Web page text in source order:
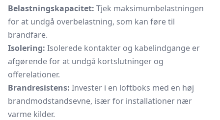
Belastningskapacitet: Tjek maksimumbelastningen
for at undgå overbelastning, som kan føre til
brandfare.
Isolering: Isolerede kontakter og kabelindgange er
afgørende for at undgå kortslutninger og
offerelationer.
Brandresistens: Invester i en loftboks med en høj
brandmodstandsevne, især for installationer nær
varme kilder.